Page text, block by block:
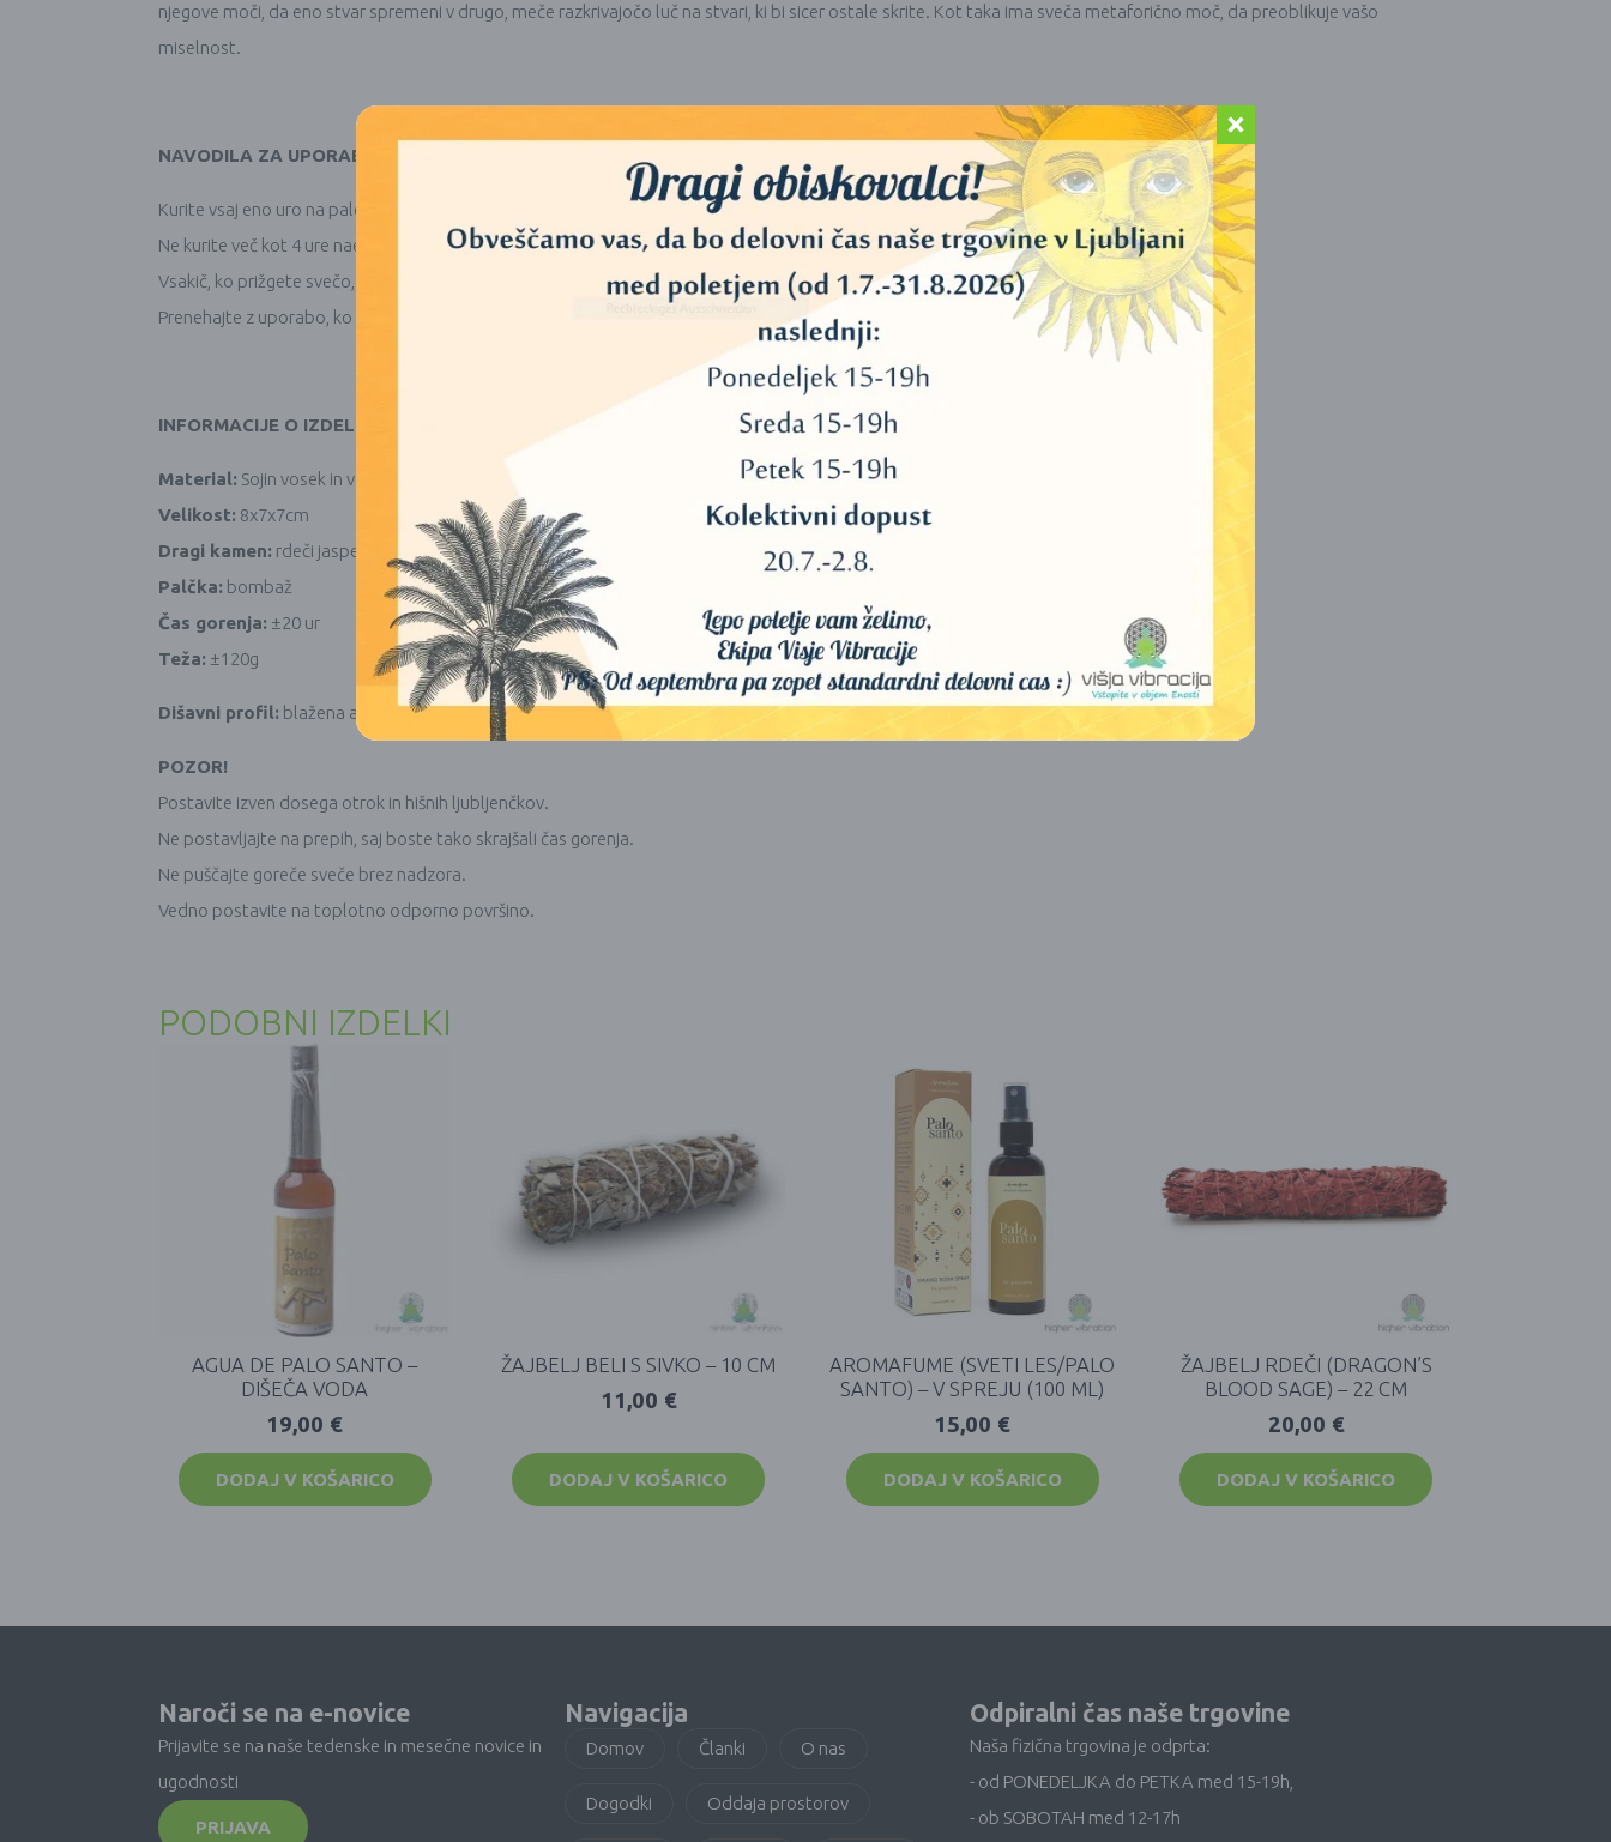
njegove moči, da eno stvar spremeni v drugo, meče razkrivajočo luč na stvari, ki bi sicer ostale skrite. Kot taka ima sveča metaforično moč, da preoblikuje vašo
miselnost.
NAVODILA ZA UPORABO
Kurite vsaj eno uro na palec premera sveče vsakič, ko svečo prižgete, da zagotovite najboljšo učinkovitost gorenja.
Ne kurite več kot 4 ure naenkrat.
Vsakič, ko prižgete svečo, odrežite stenj na ¼” (0,5 cm).
Prenehajte z uporabo, ko na dnu ostane ½” (1,3 cm) voska.
INFORMACIJE O IZDELKU
Material: Sojin vosek in vosek iz palmovih jedrc
Velikost: 8x7x7cm
Dragi kamen: rdeči jasper
Palčka: bombaž
Čas gorenja: ±20 ur
Teža: ±120g
Dišavni profil: blažena aroma pačulija in pomaranče za sprostitev živcev in dvig samozavesti.
POZOR!
Postavite izven dosega otrok in hišnih ljubljenčkov.
Ne postavljajte na prepih, saj boste tako skrajšali čas gorenja.
Ne puščajte goreče sveče brez nadzora.
Vedno postavite na toplotno odporno površino.
PODOBNI IZDELKI
AGUA DE PALO SANTO –
DIŠEČA VODA
19,00 €
DODAJ V KOŠARICO
ŽAJBELJ BELI S SIVKO – 10 CM
11,00 €
DODAJ V KOŠARICO
AROMAFUME (SVETI LES/PALO
SANTO) – V SPREJU (100 ML)
15,00 €
DODAJ V KOŠARICO
ŽAJBELJ RDEČI (DRAGON’S
BLOOD SAGE) – 22 CM
20,00 €
DODAJ V KOŠARICO
Naroči se na e-novice
Prijavite se na naše tedenske in mesečne novice in
ugodnosti
PRIJAVA
Navigacija
Domov Članki O nas
Dogodki Oddaja prostorov
Odpiralni čas naše trgovine
Naša fizična trgovina je odprta:
- od PONEDELJKA do PETKA med 15-19h,
- ob SOBOTAH med 12-17h